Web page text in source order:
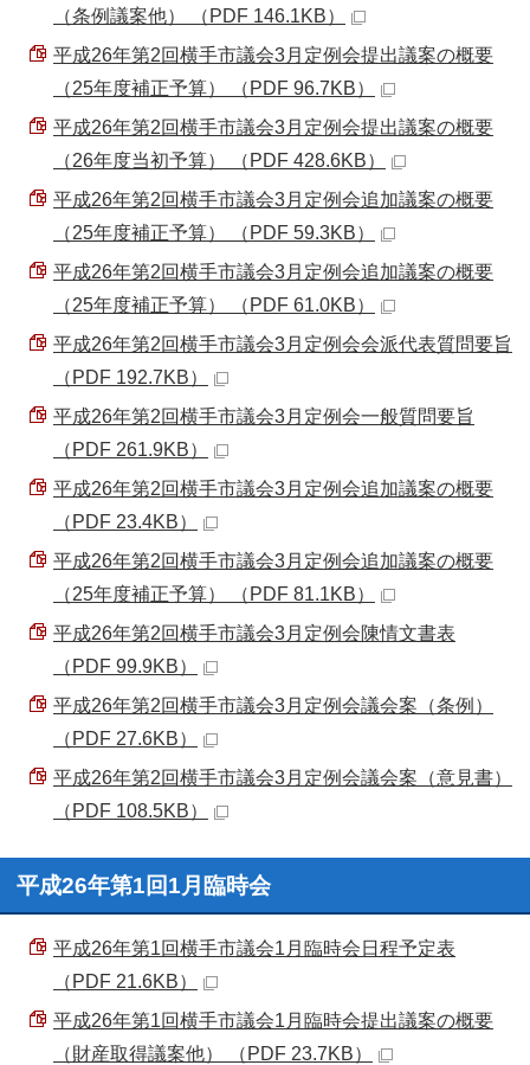
（条例議案他） （PDF 146.1KB）
平成26年第2回横手市議会3月定例会提出議案の概要
（25年度補正予算） （PDF 96.7KB）
平成26年第2回横手市議会3月定例会提出議案の概要
（26年度当初予算） （PDF 428.6KB）
平成26年第2回横手市議会3月定例会追加議案の概要
（25年度補正予算） （PDF 59.3KB）
平成26年第2回横手市議会3月定例会追加議案の概要
（25年度補正予算） （PDF 61.0KB）
平成26年第2回横手市議会3月定例会会派代表質問要旨
（PDF 192.7KB）
平成26年第2回横手市議会3月定例会一般質問要旨
（PDF 261.9KB）
平成26年第2回横手市議会3月定例会追加議案の概要
（PDF 23.4KB）
平成26年第2回横手市議会3月定例会追加議案の概要
（25年度補正予算） （PDF 81.1KB）
平成26年第2回横手市議会3月定例会陳情文書表
（PDF 99.9KB）
平成26年第2回横手市議会3月定例会議会案（条例）
（PDF 27.6KB）
平成26年第2回横手市議会3月定例会議会案（意見書）
（PDF 108.5KB）
平成26年第1回1月臨時会
平成26年第1回横手市議会1月臨時会日程予定表
（PDF 21.6KB）
平成26年第1回横手市議会1月臨時会提出議案の概要
（財産取得議案他） （PDF 23.7KB）